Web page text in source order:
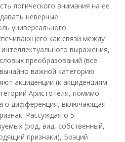
логического внимания на ее
неверные
универсального
как связи между
выражения,
преобразований (все
важной категорию
акциденции (к акциденциям
Аристотеля, помимо
дифференция, включающая
Рассуждая о 5
(род, вид, собственный,
признаки), Боэций